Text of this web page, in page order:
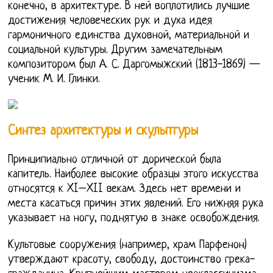
конечно, в архитектуре. В ней воплотились лучшие
достижения человеческих рук и духа идея
гармоничного единства духовной, материальной и
социальной культуры. Другим замечательным
композитором был А. С. Даргомыжский (1813-1869) —
ученик М. И. Глинки.
Синтез архитектуры и скульптуры
Принципиально отличной от дорической была
капитель. Наиболее высокие образцы этого искусства
относятся к XI–XII векам. Здесь нет времени и
места касаться причин этих явлений. Его нижняя рука
указывает на ногу, поднятую в знаке освобождения.
Культовые сооружения (например, храм Парфенон)
утверждают красоту, свободу, достоинство грека-